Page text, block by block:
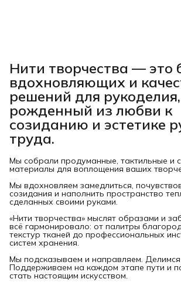
Нити творчества — это
вдохновляющих и
решений для рукоделия,
рожденный из любви к
созиданию и эстетике
труда.
Мы собрали продуманные, тактильные и
материалы для воплощения ваших
Мы вдохновляем замедлиться,
созидания и наполнить пространство
сделанных своими руками.
«Нити творчества» мыслят образами и
всё гармонировало: от палитры
текстур тканей до профессиональных
систем хранения.
Мы подсказываем и направляем. Делимся
Поддерживаем на каждом этапе пути и
стать настоящим искусством.